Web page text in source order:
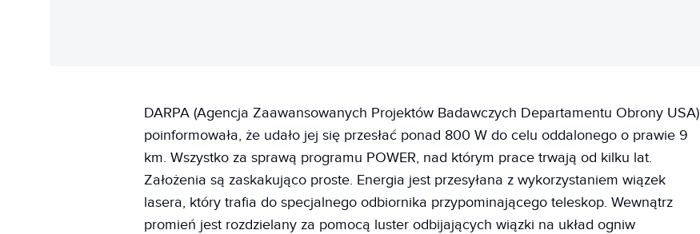
DARPA (Agencja Zaawansowanych Projektów Badawczych Departamentu Obrony USA)
poinformowała, że udało jej się przesłać ponad 800 W do celu oddalonego o prawie 9
km. Wszystko za sprawą programu POWER, nad którym prace trwają od kilku lat.
Założenia są zaskakująco proste. Energia jest przesyłana z wykorzystaniem wiązek
lasera, który trafia do specjalnego odbiornika przypominającego teleskop. Wewnątrz
promień jest rozdzielany za pomocą luster odbijających wiązki na układ ogniw